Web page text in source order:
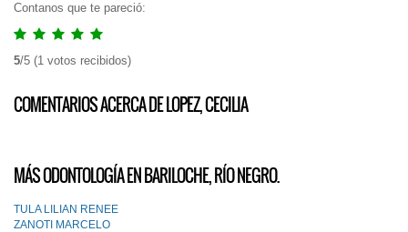
Contanos que te pareció:
5/5 (1 votos recibidos)
COMENTARIOS ACERCA DE LOPEZ, CECILIA
MÁS ODONTOLOGÍA EN BARILOCHE, RÍO NEGRO.
TULA LILIAN RENEE
ZANOTI MARCELO